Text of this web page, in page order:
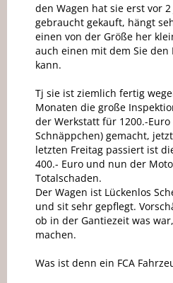
den Wagen hat sie erst vor
gebraucht gekauft, hängt
einen von der Größe her
auch einen mit dem Sie den
kann.
Tj sie ist ziemlich fertig
Monaten die große
der Werkstatt für 1200.-
Schnäppchen) gemacht,
letzten Freitag passiert ist
400.- Euro und nun der
Totalschaden.
Der Wagen ist Lückenlos
und sit sehr gepflegt.
ob in der Gantiezeit was
machen.
Was ist denn ein FCA